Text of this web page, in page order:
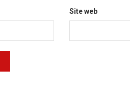
Site web